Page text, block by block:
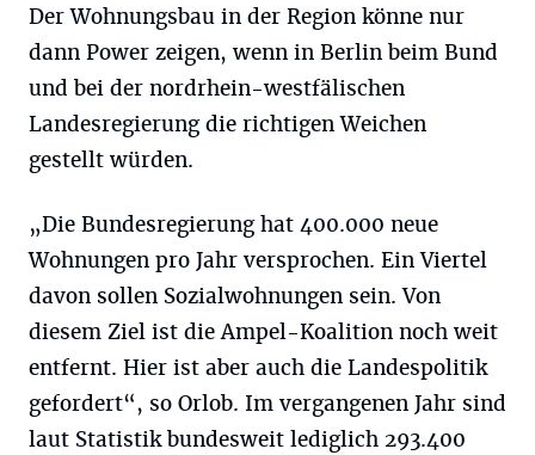
Der Wohnungsbau in der Region könne nur
dann Power zeigen, wenn in Berlin beim Bund
und bei der nordrhein-westfälischen
Landesregierung die richtigen Weichen
gestellt würden.
„Die Bundesregierung hat 400.000 neue
Wohnungen pro Jahr versprochen. Ein Viertel
davon sollen Sozialwohnungen sein. Von
diesem Ziel ist die Ampel-Koalition noch weit
entfernt. Hier ist aber auch die Landespolitik
gefordert“, so Orlob. Im vergangenen Jahr sind
laut Statistik bundesweit lediglich 293.400